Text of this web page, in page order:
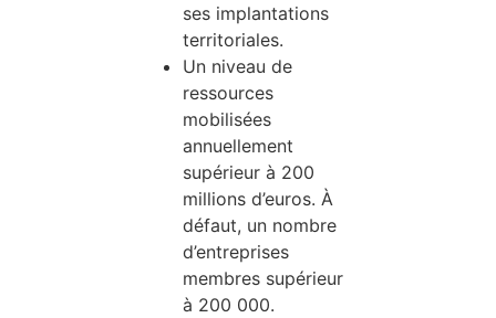
ses implantations
territoriales.
Un niveau de
ressources
mobilisées
annuellement
supérieur à 200
millions d’euros. À
défaut, un nombre
d’entreprises
membres supérieur
à 200 000.